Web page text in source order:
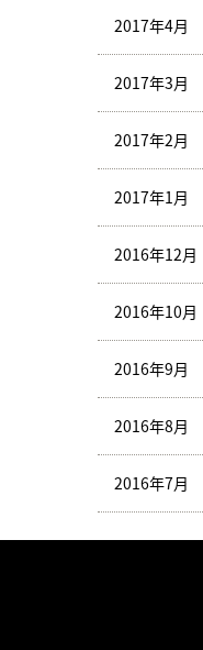
2017年4月
2017年3月
2017年2月
2017年1月
2016年12月
2016年10月
2016年9月
2016年8月
2016年7月